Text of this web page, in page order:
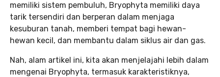
memiliki sistem pembuluh, Bryophyta memiliki daya
tarik tersendiri dan berperan dalam menjaga
kesuburan tanah, memberi tempat bagi hewan-
hewan kecil, dan membantu dalam siklus air dan gas.
Nah, alam artikel ini, kita akan menjelajahi lebih dalam
mengenai Bryophyta, termasuk karakteristiknya,